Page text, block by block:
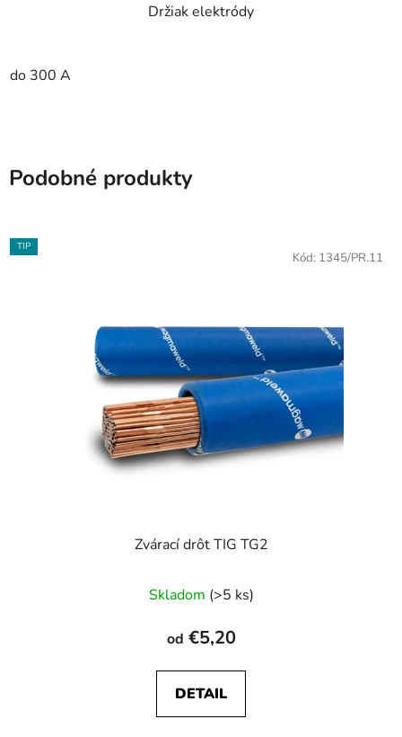
Držiak elektródy
do 300 A
Podobné produkty
TIP
Zvárací drôt TIG TG2
hodnotenie
produktu
je
4,0
z
Skladom (>5 ks)
od €5,20
DETAIL
Kód: 1345/PR.11